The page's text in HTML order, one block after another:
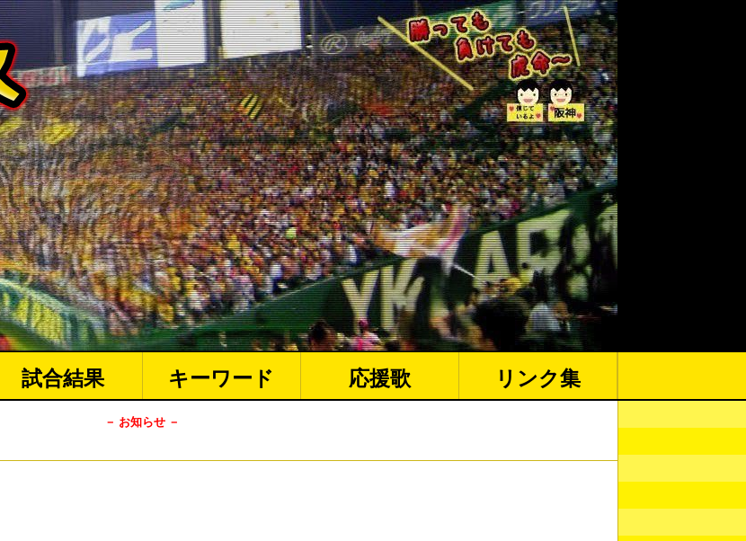
試合結果 キーワード 応援歌 リンク集
－ お知らせ －